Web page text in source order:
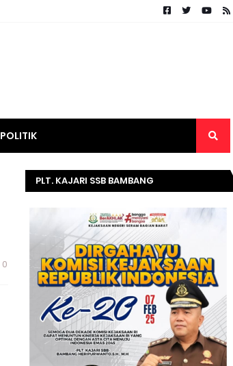
POLITIK
0
PLT. KAJARI SSB BAMBANG
SELAMAT DIRGAHAYU KOMISI
KEJAKSAAN RI KE- 20 TAHUN.